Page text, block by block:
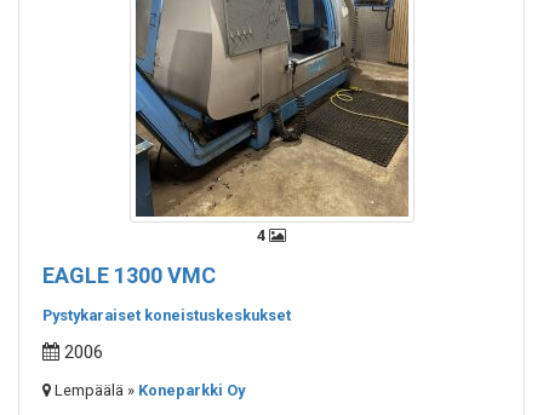
4
EAGLE 1300 VMC
Pystykaraiset koneistuskeskukset
2006
Lempäälä » Koneparkki Oy